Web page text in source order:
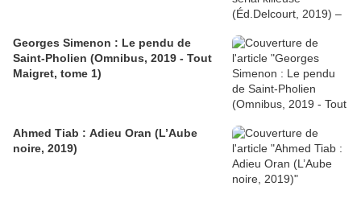
Georges Simenon : Le pendu de
Saint-Pholien (Omnibus, 2019 - Tout
Maigret, tome 1)
Ahmed Tiab : Adieu Oran (L’Aube
noire, 2019)